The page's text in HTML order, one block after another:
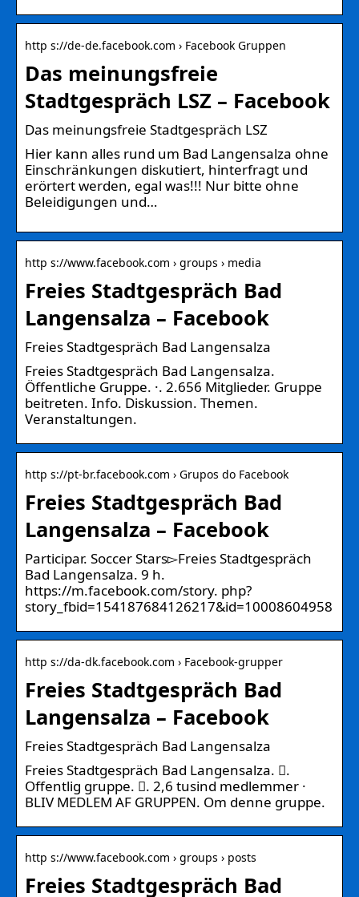
http s://de-de.facebook.com › Facebook Gruppen
Das meinungsfreie
Stadtgespräch LSZ – Facebook
Das meinungsfreie Stadtgespräch LSZ
Hier kann alles rund um Bad Langensalza ohne
Einschränkungen diskutiert, hinterfragt und
erörtert werden, egal was!!! Nur bitte ohne
Beleidigungen und…
http s://www.facebook.com › groups › media
Freies Stadtgespräch Bad
Langensalza – Facebook
Freies Stadtgespräch Bad Langensalza
Freies Stadtgespräch Bad Langensalza.
Öffentliche Gruppe. ·. 2.656 Mitglieder. Gruppe
beitreten. Info. Diskussion. Themen.
Veranstaltungen.
http s://pt-br.facebook.com › Grupos do Facebook
Freies Stadtgespräch Bad
Langensalza – Facebook
Participar. Soccer Stars▻Freies Stadtgespräch
Bad Langensalza. 9 h.
https://m.facebook.com/story. php?
story_fbid=154187684126217&id=10008604958
http s://da-dk.facebook.com › Facebook-grupper
Freies Stadtgespräch Bad
Langensalza – Facebook
Freies Stadtgespräch Bad Langensalza
Freies Stadtgespräch Bad Langensalza. 󱙺.
Offentlig gruppe. 󰞋. 2,6 tusind medlemmer ·
BLIV MEDLEM AF GRUPPEN. Om denne gruppe.
http s://www.facebook.com › groups › posts
Freies Stadtgespräch Bad